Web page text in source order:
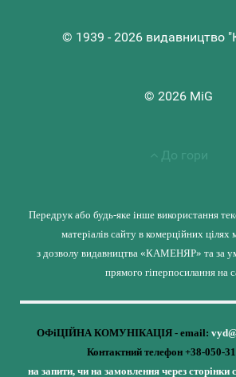
© 1939 - 2026 видавництво
© 2026 MiG
До гори
Передрук або будь-яке інше використання
матеріалів сайту в комерційних
з дозволу видавництва «КАМЕНЯР» та за
прямого гіперпосилання на
ОФіЦІЙНА КОМУНІКАЦІЯ - email:
Контактний телефон +38-050-
на запити, чи на замовлення через сторінки